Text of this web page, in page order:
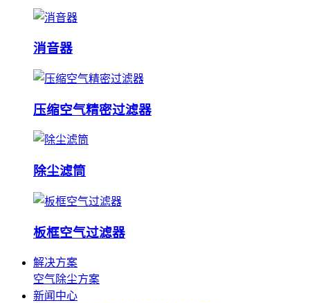
消音器
压缩空气精密过滤器
除尘滤筒
板框空气过滤器
解决方案
空气除尘方案
新闻中心